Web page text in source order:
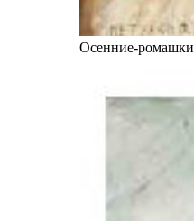
Осенние-ромашки